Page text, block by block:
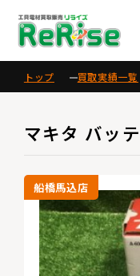
トップ 買取実績一覧
マキタ バッ
船橋馬込店